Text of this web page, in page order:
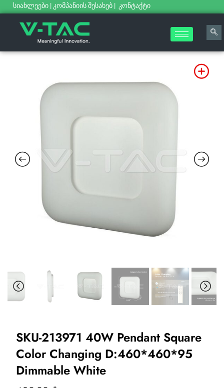
სიახლეები | კომპანიის შესახებ | კონტაქტი
SKU-213971 40W Pendant Square
Color Changing D:460*460*95
Dimmable White